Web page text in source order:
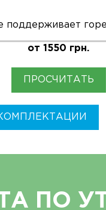
поддерживает
от 1550 грн.
ПРОСЧИТАТЬ
ПО